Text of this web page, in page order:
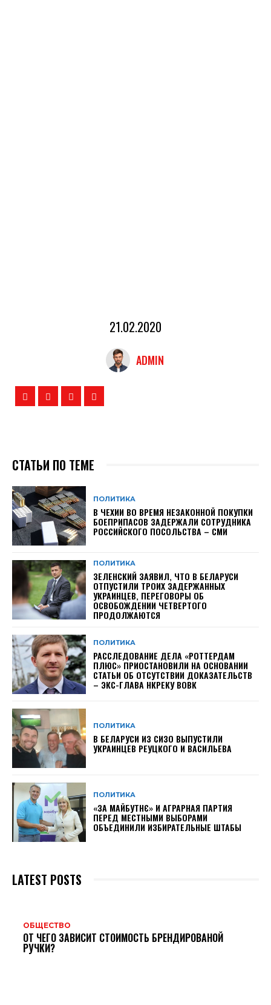
21.02.2020
ADMIN
СТАТЬИ ПО ТЕМЕ
ПОЛИТИКА
В ЧЕХИИ ВО ВРЕМЯ НЕЗАКОННОЙ ПОКУПКИ
БОЕПРИПАСОВ ЗАДЕРЖАЛИ СОТРУДНИКА
РОССИЙСКОГО ПОСОЛЬСТВА – СМИ
ПОЛИТИКА
ЗЕЛЕНСКИЙ ЗАЯВИЛ, ЧТО В БЕЛАРУСИ
ОТПУСТИЛИ ТРОИХ ЗАДЕРЖАННЫХ
УКРАИНЦЕВ, ПЕРЕГОВОРЫ ОБ
ОСВОБОЖДЕНИИ ЧЕТВЕРТОГО
ПРОДОЛЖАЮТСЯ
ПОЛИТИКА
РАССЛЕДОВАНИЕ ДЕЛА «РОТТЕРДАМ
ПЛЮС» ПРИОСТАНОВИЛИ НА ОСНОВАНИИ
СТАТЬИ ОБ ОТСУТСТВИИ ДОКАЗАТЕЛЬСТВ
– ЭКС-ГЛАВА НКРЕКУ ВОВК
ПОЛИТИКА
В БЕЛАРУСИ ИЗ СИЗО ВЫПУСТИЛИ
УКРАИНЦЕВ РЕУЦКОГО И ВАСИЛЬЕВА
ПОЛИТИКА
«ЗА МАЙБУТНЄ» И АГРАРНАЯ ПАРТИЯ
ПЕРЕД МЕСТНЫМИ ВЫБОРАМИ
ОБЪЕДИНИЛИ ИЗБИРАТЕЛЬНЫЕ ШТАБЫ
LATEST POSTS
ОБЩЕСТВО
ОТ ЧЕГО ЗАВИСИТ СТОИМОСТЬ БРЕНДИРОВАНОЙ
РУЧКИ?